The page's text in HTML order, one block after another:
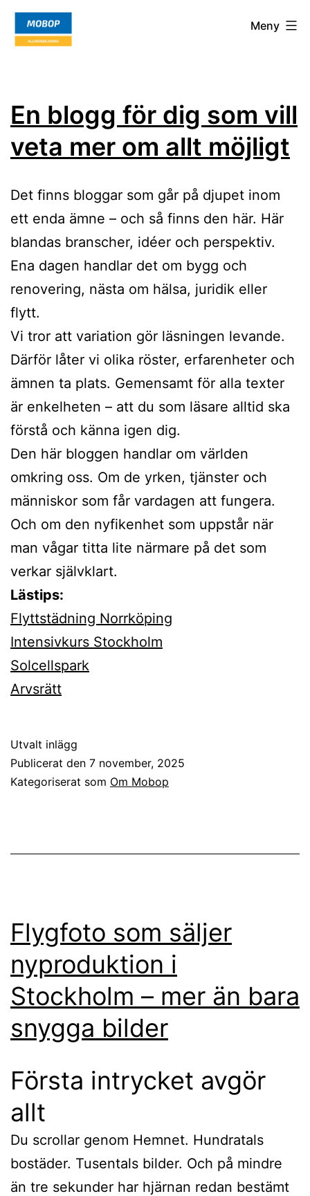
Hoppa
Mobop.org Meny
En blogg för dig som vill
veta mer om allt möjligt
Det finns bloggar som går på djupet inom
ett enda ämne – och så finns den här. Här
blandas branscher, idéer och perspektiv.
Ena dagen handlar det om bygg och
renovering, nästa om hälsa, juridik eller
flytt.
Vi tror att variation gör läsningen levande.
Därför låter vi olika röster, erfarenheter och
ämnen ta plats. Gemensamt för alla texter
är enkelheten – att du som läsare alltid ska
förstå och känna igen dig.
Den här bloggen handlar om världen
omkring oss. Om de yrken, tjänster och
människor som får vardagen att fungera.
Och om den nyfikenhet som uppstår när
man vågar titta lite närmare på det som
verkar självklart.
Lästips:
Flyttstädning Norrköping
Intensivkurs Stockholm
Solcellspark
Arvsrätt
Utvalt inlägg
Publicerat den 7 november, 2025
Kategoriserat som Om Mobop
Flygfoto som säljer
nyproduktion i
Stockholm – mer än bara
snygga bilder
Första intrycket avgör
allt
Du scrollar genom Hemnet. Hundratals
bostäder. Tusentals bilder. Och på mindre
än tre sekunder har hjärnan redan bestämt